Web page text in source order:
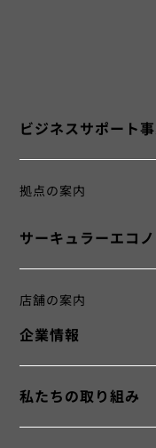
ビジネスサポート
拠点の案内
サーキュラーエコ
店舗の案内
企業情報
私たちの取り組み